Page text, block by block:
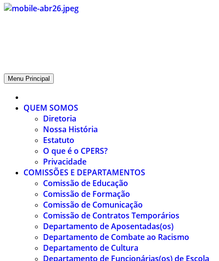
CPERS – Sindicato
CPERS – Sindicato dos Professores e Funcionários de escola do
Menu Principal
QUEM SOMOS
Diretoria
Nossa História
Estatuto
O que é o CPERS?
Privacidade
COMISSÕES E DEPARTAMENTOS
Comissão de Educação
Comissão de Formação
Comissão de Comunicação
Comissão de Contratos Temporários
Departamento de Aposentadas(os)
Departamento de Combate ao Racismo
Departamento de Cultura
Departamento de Funcionárias(os) de Escola